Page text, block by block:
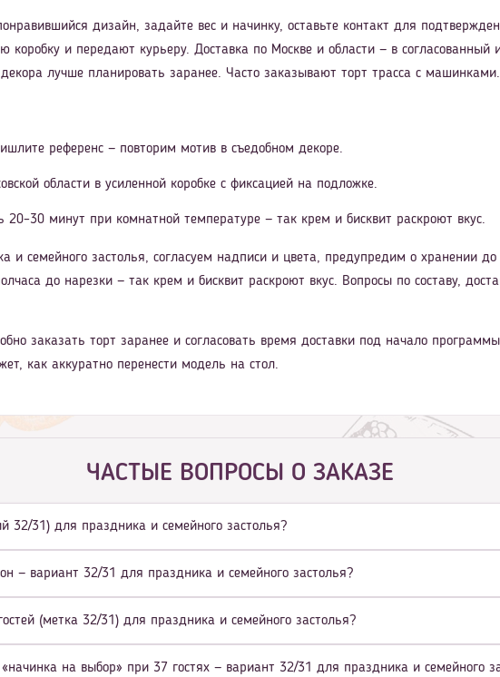
дизайн, задайте вес и начинку, оставьте контакт для
коробку и передают курьеру. Доставка по Москве и области — в
лучше планировать заранее. Часто заказывают торт трасса с машинками.
референс — повторим мотив в съедобном декоре.
области в усиленной коробке с фиксацией на подложке.
20–30 минут при комнатной температуре — так крем и бисквит раскроют вкус.
и семейного застолья, согласуем надписи и цвета, предупредим о хранении
до нарезки — так крем и бисквит раскроют вкус. Вопросы по составу,
заказать торт заранее и согласовать время доставки под начало
как аккуратно перенести модель на стол.
ЧАСТЫЕ ВОПРОСЫ О ЗАКАЗЕ
32/31) для праздника и семейного застолья?
— вариант 32/31 для праздника и семейного застолья?
(метка 32/31) для праздника и семейного застолья?
на выбор» при 37 гостях — вариант 32/31 для праздника и семейного